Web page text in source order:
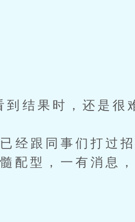
结果时，还是很
经跟同事们打过
配型，一有消息